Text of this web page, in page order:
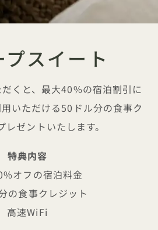
プスイート
くと、最大40%の宿泊割引に
いただける50ドル分の食事ク
レゼントいたします。
特典内容
オフの宿泊料金
の食事クレジット
高速WiFi